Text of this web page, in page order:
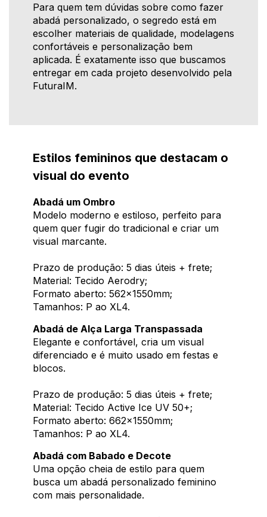
Para quem tem dúvidas sobre como fazer
abadá personalizado, o segredo está em
escolher materiais de qualidade, modelagens
confortáveis e personalização bem
aplicada. É exatamente isso que buscamos
entregar em cada projeto desenvolvido pela
FuturaIM.
Estilos femininos que destacam o
visual do evento
Abadá um Ombro
Modelo moderno e estiloso, perfeito para
quem quer fugir do tradicional e criar um
visual marcante.
Prazo de produção: 5 dias úteis + frete;
Material: Tecido Aerodry;
Formato aberto: 562x1550mm;
Tamanhos: P ao XL4.
Abadá de Alça Larga Transpassada
Elegante e confortável, cria um visual
diferenciado e é muito usado em festas e
blocos.
Prazo de produção: 5 dias úteis + frete;
Material: Tecido Active Ice UV 50+;
Formato aberto: 662x1550mm;
Tamanhos: P ao XL4.
Abadá com Babado e Decote
Uma opção cheia de estilo para quem
busca um abadá personalizado feminino
com mais personalidade.